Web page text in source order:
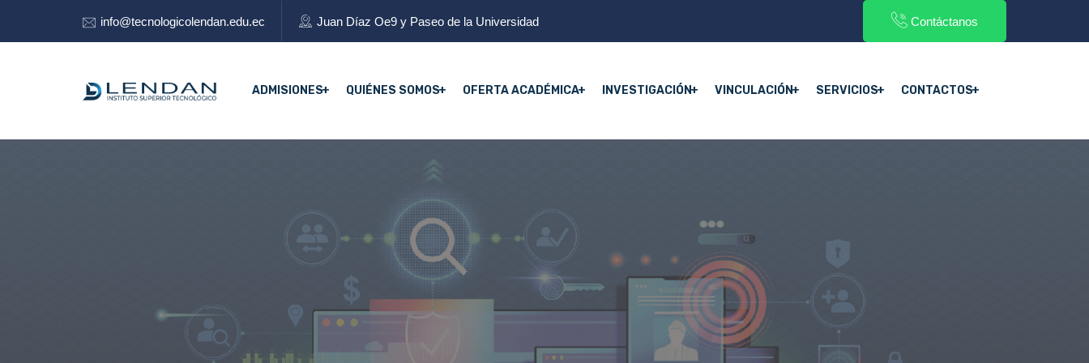
info@tecnologicolendan.edu.ec Juan Díaz Oe9 y Paseo de la Universidad Contáctanos
ADMISIONES QUIÉNES SOMOS OFERTA ACADÉMICA INVESTIGACIÓN VINCULACIÓN SERVICIOS CONTACTOS